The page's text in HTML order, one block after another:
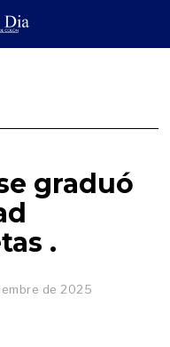
graduó
.
de 2025